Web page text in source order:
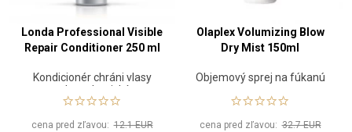
Londa Professional Visible
Repair Conditioner 250 ml
Kondicionér chráni vlasy
pred mechanickým
poškodením
cena pred zľavou:12.1 EUR
Olaplex Volumizing Blow
Dry Mist 150ml
Objemový sprej na fúkanú
cena pred zľavou:32.7 EUR